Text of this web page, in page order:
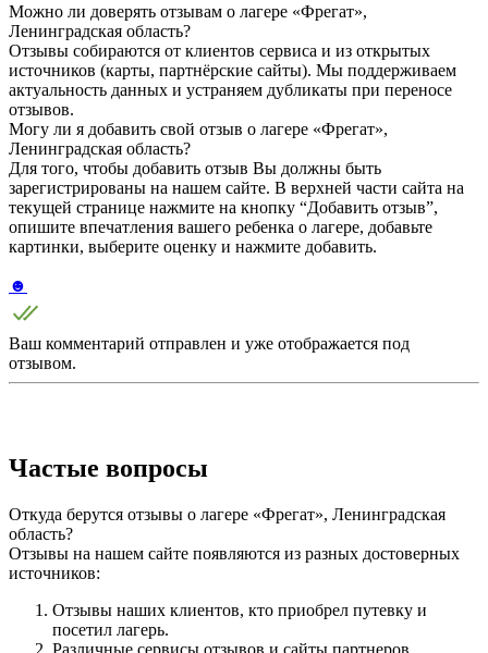
Можно ли доверять отзывам о лагере «Фрегат»,
Ленинградская область?
Отзывы собираются от клиентов сервиса и из открытых
источников (карты, партнёрские сайты). Мы поддерживаем
актуальность данных и устраняем дубликаты при переносе
отзывов.
Могу ли я добавить свой отзыв о лагере «Фрегат»,
Ленинградская область?
Для того, чтобы добавить отзыв Вы должны быть
зарегистрированы на нашем сайте. В верхней части сайта на
текущей странице нажмите на кнопку “Добавить отзыв”,
опишите впечатления вашего ребенка о лагере, добавьте
картинки, выберите оценку и нажмите добавить.
☻
Ваш комментарий отправлен и уже отображается под
отзывом.
Частые вопросы
Откуда берутся отзывы о лагере «Фрегат», Ленинградская
область?
Отзывы на нашем сайте появляются из разных достоверных
источников:
Отзывы наших клиентов, кто приобрел путевку и
посетил лагерь.
Различные сервисы отзывов и сайты партнеров.